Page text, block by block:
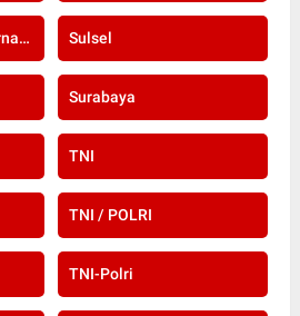
Suara Independen Jurnalis Indonesia Sulsel
Surabaya
TNI
TNI / POLRI
TNI-Polri